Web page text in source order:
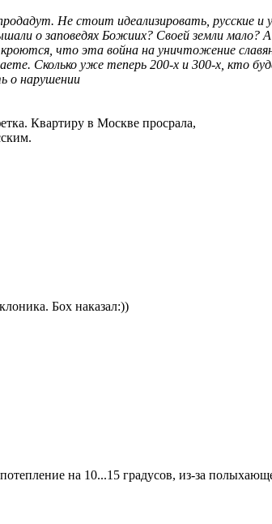
Не стоит идеализировать, русские
о заповедях Божиих? Своей земли
что эта война на уничтожение
Сколько уже теперь 200-х и 300-х, кто
о нарушении
Квартиру в Москве просрала,
Бох наказал:))
на 10...15 градусов, из-за